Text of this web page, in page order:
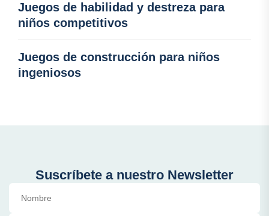
Juegos de habilidad y destreza para
niños competitivos
Juegos de construcción para niños
ingeniosos
Suscríbete a nuestro Newsletter